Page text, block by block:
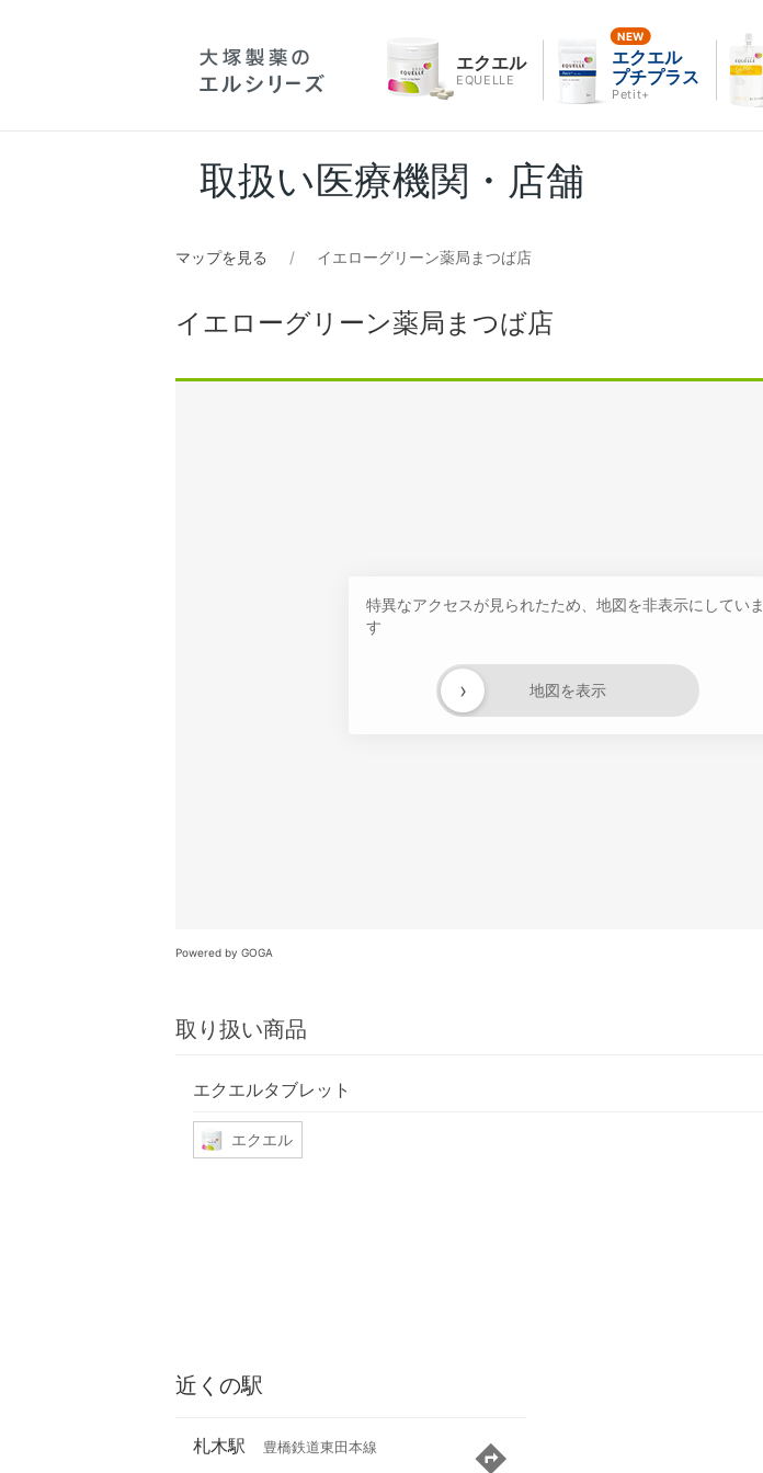
エクエル
EQUELLE
エクエル
プチプラス
Petit+
取扱い医療機関・店舗
マップを見る イエローグリーン薬局まつば店
イエローグリーン薬局まつば店
特異なアクセスが見られたため、地図を非表示にしていま
す
地図を表示
›
Powered by GOGA
取り扱い商品
エクエルタブレット
エクエル
近くの駅
札木駅 豊橋鉄道東田本線